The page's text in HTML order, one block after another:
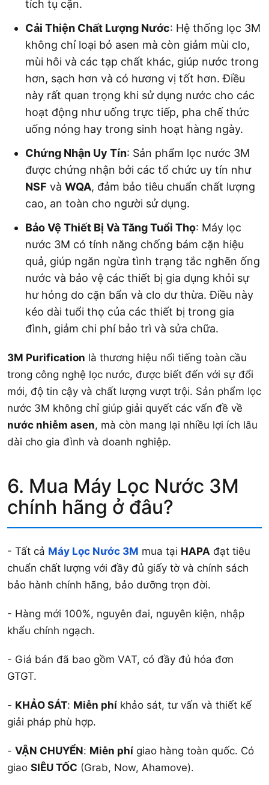
tích tụ cặn.
Cải Thiện Chất Lượng Nước: Hệ thống lọc 3M
không chỉ loại bỏ asen mà còn giảm mùi clo,
mùi hôi và các tạp chất khác, giúp nước trong
hơn, sạch hơn và có hương vị tốt hơn. Điều
này rất quan trọng khi sử dụng nước cho các
hoạt động như uống trực tiếp, pha chế thức
uống nóng hay trong sinh hoạt hàng ngày.
Chứng Nhận Uy Tín: Sản phẩm lọc nước 3M
được chứng nhận bởi các tổ chức uy tín như
NSF và WQA, đảm bảo tiêu chuẩn chất lượng
cao, an toàn cho người sử dụng.
Bảo Vệ Thiết Bị Và Tăng Tuổi Thọ: Máy lọc
nước 3M có tính năng chống bám cặn hiệu
quả, giúp ngăn ngừa tình trạng tắc nghẽn ống
nước và bảo vệ các thiết bị gia dụng khỏi sự
hư hỏng do cặn bẩn và clo dư thừa. Điều này
kéo dài tuổi thọ của các thiết bị trong gia
đình, giảm chi phí bảo trì và sửa chữa.
3M Purification là thương hiệu nổi tiếng toàn cầu
trong công nghệ lọc nước, được biết đến với sự đổi
mới, độ tin cậy và chất lượng vượt trội. Sản phẩm lọc
nước 3M không chỉ giúp giải quyết các vấn đề về
nước nhiễm asen, mà còn mang lại nhiều lợi ích lâu
dài cho gia đình và doanh nghiệp.
6. Mua Máy Lọc Nước 3M
chính hãng ở đâu?
- Tất cả Máy Lọc Nước 3M mua tại HAPA đạt tiêu
chuẩn chất lượng với đầy đủ giấy tờ và chính sách
bảo hành chính hãng, bảo dưỡng trọn đời.
- Hàng mới 100%, nguyên đai, nguyên kiện, nhập
khẩu chính ngạch.
- Giá bán đã bao gồm VAT, có đầy đủ hóa đơn
GTGT.
- KHẢO SÁT: Miễn phí khảo sát, tư vấn và thiết kế
giải pháp phù hợp.
- VẬN CHUYỂN: Miễn phí giao hàng toàn quốc. Có
giao SIÊU TỐC (Grab, Now, Ahamove).